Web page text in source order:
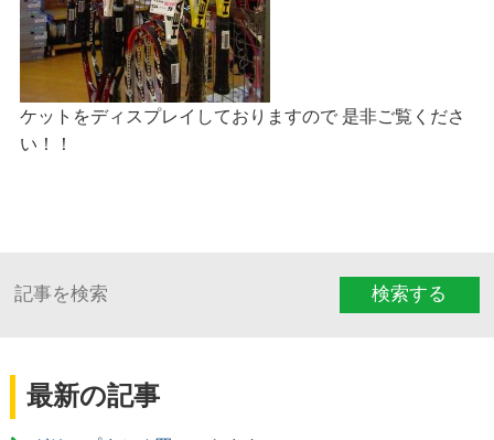
ケットをディスプレイしておりますので 是非ご覧くださ
い！！
検索する
最新の記事